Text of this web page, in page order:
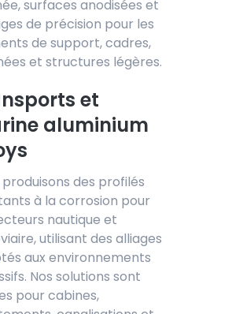
surfaces anodisées et
de précision pour les
de support, cadres,
et structures légères.
et
aluminium
produisons des profilés
à la corrosion pour
nautique et
utilisant des alliages
aux environnements
Nos solutions sont
pour cabines,